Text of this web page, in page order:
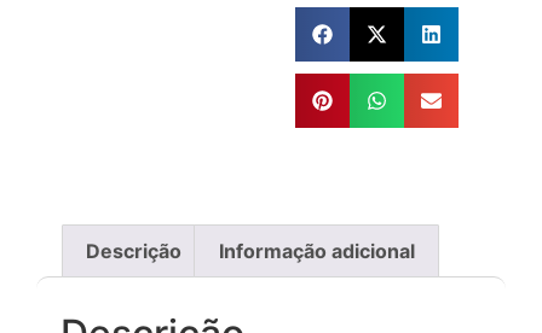
Descrição Informação adicional